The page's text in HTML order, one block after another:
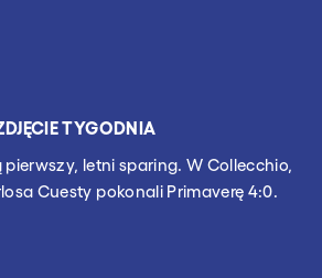
TYGODNIA
pierwszy, letni sparing. W Collecchio,
Cuesty pokonali Primaverę 4:0.